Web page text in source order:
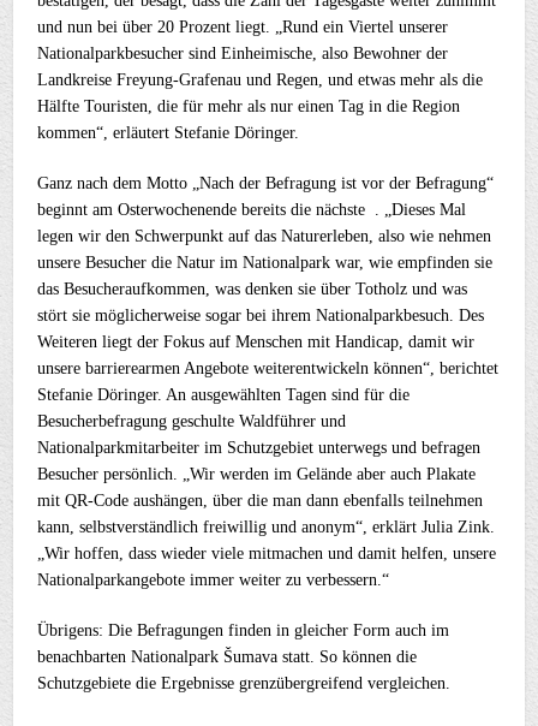
und nun bei über 20 Prozent liegt. „Rund ein Viertel unserer
Nationalparkbesucher sind Einheimische, also Bewohner der
Landkreise Freyung-Grafenau und Regen, und etwas mehr als die
Hälfte Touristen, die für mehr als nur einen Tag in die Region
kommen“, erläutert Stefanie Döringer.
Ganz nach dem Motto „Nach der Befragung ist vor der Befragung“
beginnt am Osterwochenende bereits die nächste . „Dieses Mal
legen wir den Schwerpunkt auf das Naturerleben, also wie nehmen
unsere Besucher die Natur im Nationalpark war, wie empfinden sie
das Besucheraufkommen, was denken sie über Totholz und was
stört sie möglicherweise sogar bei ihrem Nationalparkbesuch. Des
Weiteren liegt der Fokus auf Menschen mit Handicap, damit wir
unsere barrierearmen Angebote weiterentwickeln können“, berichtet
Stefanie Döringer. An ausgewählten Tagen sind für die
Besucherbefragung geschulte Waldführer und
Nationalparkmitarbeiter im Schutzgebiet unterwegs und befragen
Besucher persönlich. „Wir werden im Gelände aber auch Plakate
mit QR-Code aushängen, über die man dann ebenfalls teilnehmen
kann, selbstverständlich freiwillig und anonym“, erklärt Julia Zink.
„Wir hoffen, dass wieder viele mitmachen und damit helfen, unsere
Nationalparkangebote immer weiter zu verbessern.“
Übrigens: Die Befragungen finden in gleicher Form auch im
benachbarten Nationalpark Šumava statt. So können die
Schutzgebiete die Ergebnisse grenzübergreifend vergleichen.